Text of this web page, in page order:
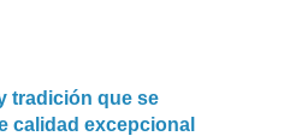
tradición que se
calidad excepcional